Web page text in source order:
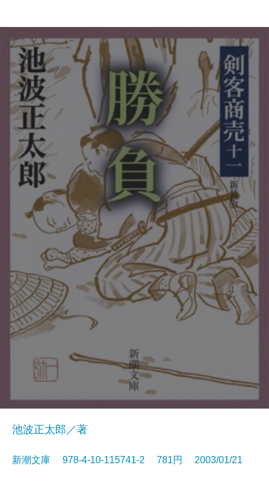
池波正太郎／著
新潮文庫 978-4-10-115741-2 781円 2003/01/21